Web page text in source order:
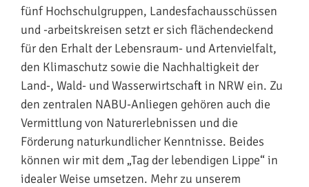
fünf Hochschulgruppen, Landesfachausschüssen
und -arbeitskreisen setzt er sich flächendeckend
für den Erhalt der Lebensraum- und Artenvielfalt,
den Klimaschutz sowie die Nachhaltigkeit der
Land-, Wald- und Wasserwirtschaft in NRW ein. Zu
den zentralen NABU-Anliegen gehören auch die
Vermittlung von Naturerlebnissen und die
Förderung naturkundlicher Kenntnisse. Beides
können wir mit dem „Tag der lebendigen Lippe“ in
idealer Weise umsetzen. Mehr zu unserem